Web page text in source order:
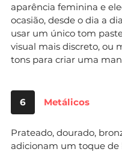
aparência feminina e
ocasião, desde o dia a
usar um único tom
visual mais discreto, ou
tons para criar uma
6 Metálicos
Prateado, dourado,
adicionam um toque de